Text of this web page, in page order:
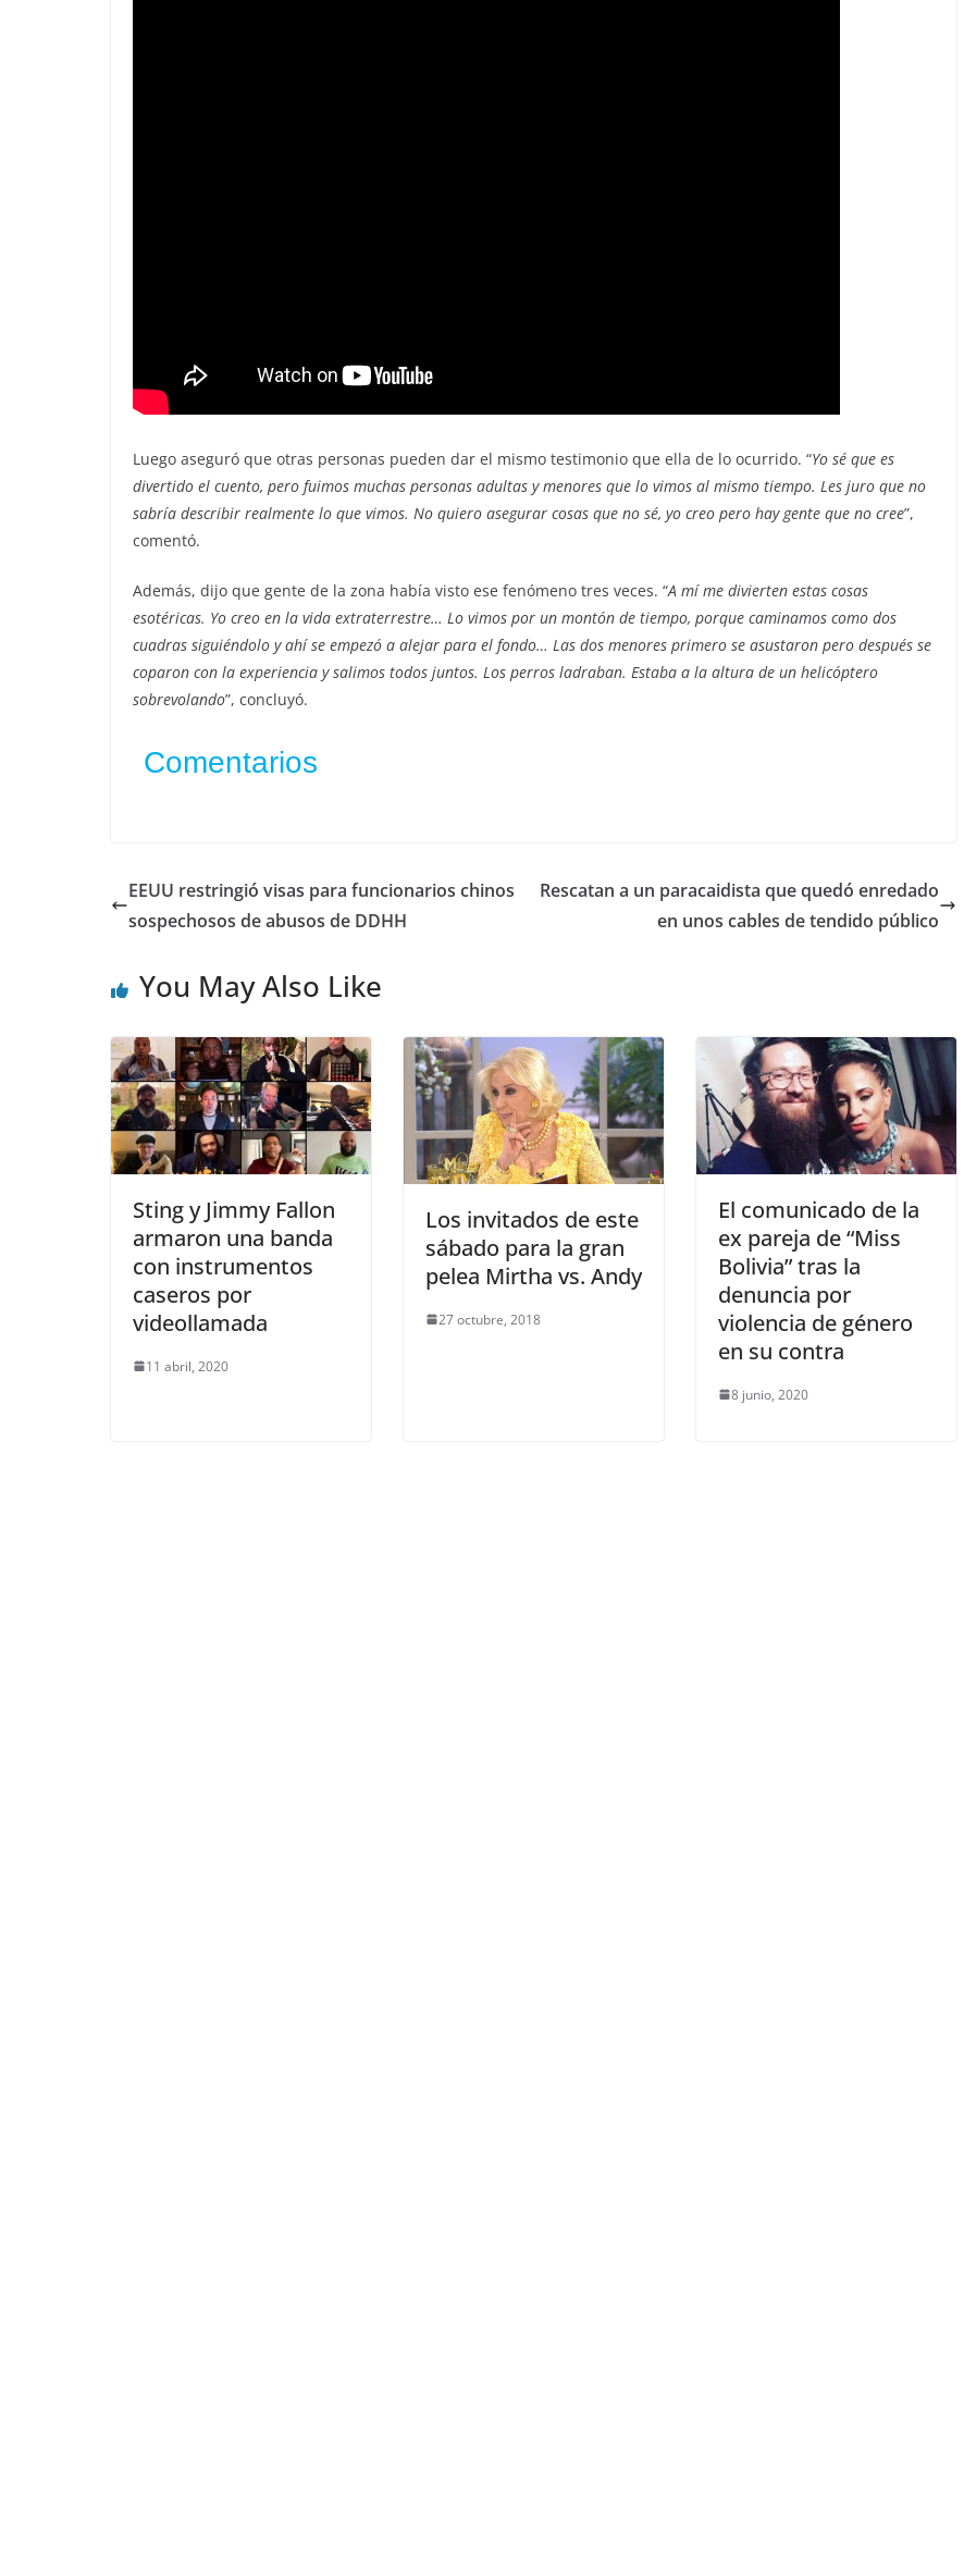
Luego aseguró que otras personas pueden dar el mismo testimonio que ella de lo ocurrido. “Yo sé que es
divertido el cuento, pero fuimos muchas personas adultas y menores que lo vimos al mismo tiempo. Les juro que no
sabría describir realmente lo que vimos. No quiero asegurar cosas que no sé, yo creo pero hay gente que no cree”,
comentó.
Además, dijo que gente de la zona había visto ese fenómeno tres veces. “A mí me divierten estas cosas
esotéricas. Yo creo en la vida extraterrestre… Lo vimos por un montón de tiempo, porque caminamos como dos
cuadras siguiéndolo y ahí se empezó a alejar para el fondo… Las dos menores primero se asustaron pero después se
coparon con la experiencia y salimos todos juntos. Los perros ladraban. Estaba a la altura de un helicóptero
sobrevolando”, concluyó.
Comentarios
EEUU restringió visas para funcionarios chinos
sospechosos de abusos de DDHH
Rescatan a un paracaidista que quedó enredado
en unos cables de tendido público
You May Also Like
Sting y Jimmy Fallon
armaron una banda
con instrumentos
caseros por
videollamada
11 abril, 2020
Los invitados de este
sábado para la gran
pelea Mirtha vs. Andy
27 octubre, 2018
El comunicado de la
ex pareja de “Miss
Bolivia” tras la
denuncia por
violencia de género
en su contra
8 junio, 2020